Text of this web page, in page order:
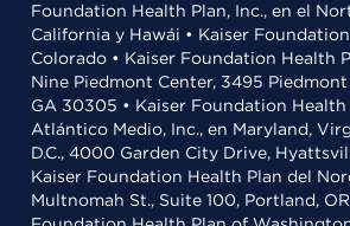
Foundation Health Plan, Inc., en el
California y Hawái • Kaiser
Colorado • Kaiser Foundation Health
Nine Piedmont Center, 3495
GA 30305 • Kaiser Foundation Health
Atlántico Medio, Inc., en Maryland,
D.C., 4000 Garden City Drive,
Kaiser Foundation Health Plan del
Multnomah St., Suite 100, Portland,